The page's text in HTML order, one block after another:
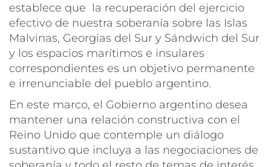
establece que la recuperación del ejercicio
efectivo de nuestra soberanía sobre las Islas
Malvinas, Georgias del Sur y Sándwich del Sur
y los espacios marítimos e insulares
correspondientes es un objetivo permanente
e irrenunciable del pueblo argentino.
En este marco, el Gobierno argentino desea
mantener una relación constructiva con el
Reino Unido que contemple un diálogo
sustantivo que incluya a las negociaciones de